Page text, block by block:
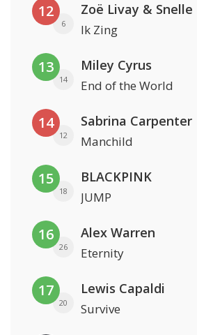
12
6
Zoë Livay & Snelle
Ik Zing
13
14
Miley Cyrus
End of the World
14
12
Sabrina Carpenter
Manchild
15
18
BLACKPINK
JUMP
16
26
Alex Warren
Eternity
17
20
Lewis Capaldi
Survive